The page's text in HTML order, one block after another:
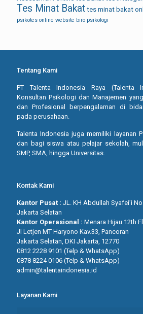
Tes Minat Bakat tes minat bakat
psikotes online website biro psikologi
Tentang Kami
PT Talenta Indonesia Raya (Talenta
Konsultan Psikologi dan Manajemen
dan Profesional berpengalaman di
pada perusahaan.
Talenta Indonesia juga memiliki layanan
dan bagi siswa atau pelajar sekolah,
SMP, SMA, hingga Universitas.
Kontak Kami
Kantor Pusat : JL. KH Abdullah Syafei’i
Jakarta Selatan
Kantor Operasional : Menara Hijau 12th
Jl Letjen MT Haryono Kav.33, Pancoran
Jakarta Selatan, DKI Jakarta, 12770
0812 2228 9101 (Telp & WhatsApp)
0878 8224 0106 (Telp & WhatsApp)
admin@talentaindonesia.id
Layanan Kami